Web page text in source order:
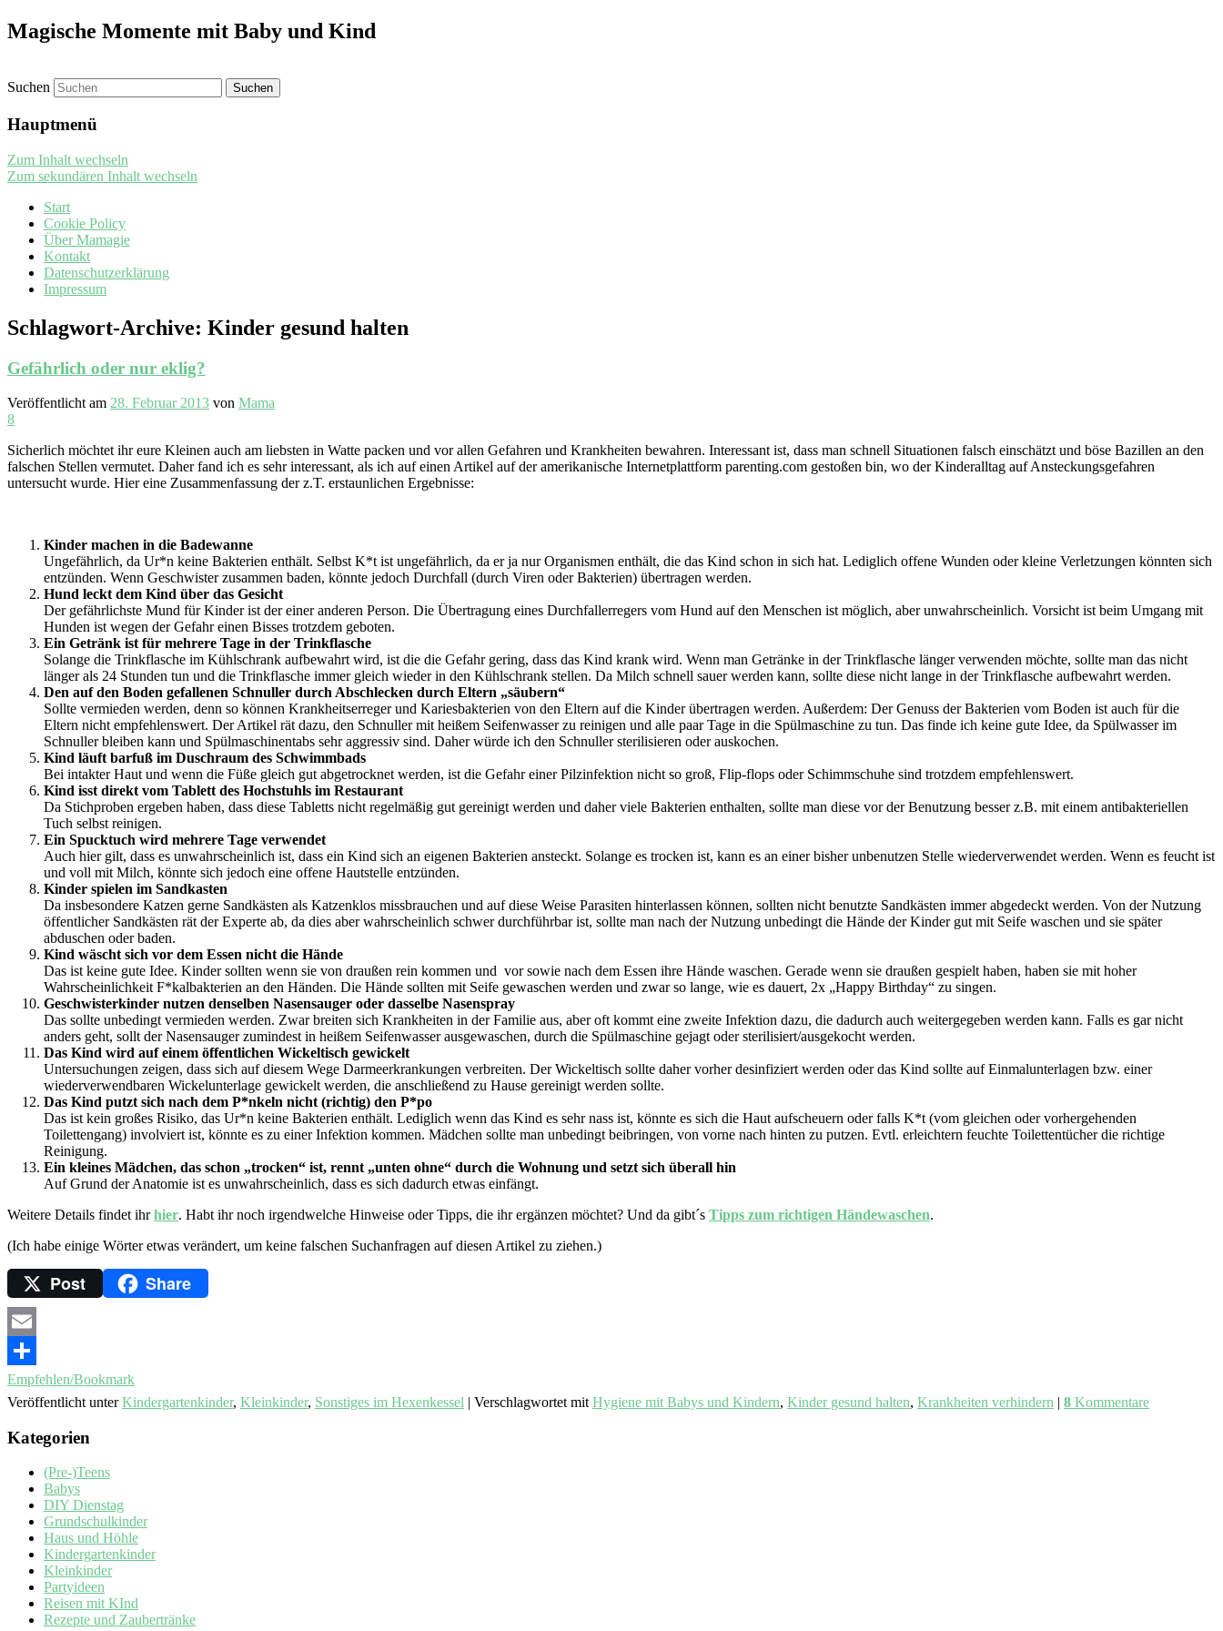
Magische Momente mit Baby und Kind
Suchen
Hauptmenü
Zum Inhalt wechseln
Zum sekundären Inhalt wechseln
Start
Cookie Policy
Über Mamagie
Kontakt
Datenschutzerklärung
Impressum
Schlagwort-Archive: Kinder gesund halten
Gefährlich oder nur eklig?
Veröffentlicht am 28. Februar 2013 von Mama
8
Sicherlich möchtet ihr eure Kleinen auch am liebsten in Watte packen und vor allen Gefahren und Krankheiten bewahren. Interessant ist, dass man schnell Situationen falsch einschätzt und böse Bazillen an den
falschen Stellen vermutet. Daher fand ich es sehr interessant, als ich auf einen Artikel auf der amerikanische Internetplattform parenting.com gestoßen bin, wo der Kinderalltag auf Ansteckungsgefahren
untersucht wurde. Hier eine Zusammenfassung der z.T. erstaunlichen Ergebnisse:
Kinder machen in die Badewanne
Ungefährlich, da Ur*n keine Bakterien enthält. Selbst K*t ist ungefährlich, da er ja nur Organismen enthält, die das Kind schon in sich hat. Lediglich offene Wunden oder kleine Verletzungen könnten sich
entzünden. Wenn Geschwister zusammen baden, könnte jedoch Durchfall (durch Viren oder Bakterien) übertragen werden.
Hund leckt dem Kind über das Gesicht
Der gefährlichste Mund für Kinder ist der einer anderen Person. Die Übertragung eines Durchfallerregers vom Hund auf den Menschen ist möglich, aber unwahrscheinlich. Vorsicht ist beim Umgang mit
Hunden ist wegen der Gefahr einen Bisses trotzdem geboten.
Ein Getränk ist für mehrere Tage in der Trinkflasche
Solange die Trinkflasche im Kühlschrank aufbewahrt wird, ist die die Gefahr gering, dass das Kind krank wird. Wenn man Getränke in der Trinkflasche länger verwenden möchte, sollte man das nicht
länger als 24 Stunden tun und die Trinkflasche immer gleich wieder in den Kühlschrank stellen. Da Milch schnell sauer werden kann, sollte diese nicht lange in der Trinkflasche aufbewahrt werden.
Den auf den Boden gefallenen Schnuller durch Abschlecken durch Eltern „säubern“
Sollte vermieden werden, denn so können Krankheitserreger und Kariesbakterien von den Eltern auf die Kinder übertragen werden. Außerdem: Der Genuss der Bakterien vom Boden ist auch für die
Eltern nicht empfehlenswert. Der Artikel rät dazu, den Schnuller mit heißem Seifenwasser zu reinigen und alle paar Tage in die Spülmaschine zu tun. Das finde ich keine gute Idee, da Spülwasser im
Schnuller bleiben kann und Spülmaschinentabs sehr aggressiv sind. Daher würde ich den Schnuller sterilisieren oder auskochen.
Kind läuft barfuß im Duschraum des Schwimmbads
Bei intakter Haut und wenn die Füße gleich gut abgetrocknet werden, ist die Gefahr einer Pilzinfektion nicht so groß, Flip-flops oder Schimmschuhe sind trotzdem empfehlenswert.
Kind isst direkt vom Tablett des Hochstuhls im Restaurant
Da Stichproben ergeben haben, dass diese Tabletts nicht regelmäßig gut gereinigt werden und daher viele Bakterien enthalten, sollte man diese vor der Benutzung besser z.B. mit einem antibakteriellen
Tuch selbst reinigen.
Ein Spucktuch wird mehrere Tage verwendet
Auch hier gilt, dass es unwahrscheinlich ist, dass ein Kind sich an eigenen Bakterien ansteckt. Solange es trocken ist, kann es an einer bisher unbenutzen Stelle wiederverwendet werden. Wenn es feucht ist
und voll mit Milch, könnte sich jedoch eine offene Hautstelle entzünden.
Kinder spielen im Sandkasten
Da insbesondere Katzen gerne Sandkästen als Katzenklos missbrauchen und auf diese Weise Parasiten hinterlassen können, sollten nicht benutzte Sandkästen immer abgedeckt werden. Von der Nutzung
öffentlicher Sandkästen rät der Experte ab, da dies aber wahrscheinlich schwer durchführbar ist, sollte man nach der Nutzung unbedingt die Hände der Kinder gut mit Seife waschen und sie später
abduschen oder baden.
Kind wäscht sich vor dem Essen nicht die Hände
Das ist keine gute Idee. Kinder sollten wenn sie von draußen rein kommen und vor sowie nach dem Essen ihre Hände waschen. Gerade wenn sie draußen gespielt haben, haben sie mit hoher
Wahrscheinlichkeit F*kalbakterien an den Händen. Die Hände sollten mit Seife gewaschen werden und zwar so lange, wie es dauert, 2x „Happy Birthday“ zu singen.
Geschwisterkinder nutzen denselben Nasensauger oder dasselbe Nasenspray
Das sollte unbedingt vermieden werden. Zwar breiten sich Krankheiten in der Familie aus, aber oft kommt eine zweite Infektion dazu, die dadurch auch weitergegeben werden kann. Falls es gar nicht
anders geht, sollt der Nasensauger zumindest in heißem Seifenwasser ausgewaschen, durch die Spülmaschine gejagt oder sterilisiert/ausgekocht werden.
Das Kind wird auf einem öffentlichen Wickeltisch gewickelt
Untersuchungen zeigen, dass sich auf diesem Wege Darmeerkrankungen verbreiten. Der Wickeltisch sollte daher vorher desinfiziert werden oder das Kind sollte auf Einmalunterlagen bzw. einer
wiederverwendbaren Wickelunterlage gewickelt werden, die anschließend zu Hause gereinigt werden sollte.
Das Kind putzt sich nach dem P*nkeln nicht (richtig) den P*po
Das ist kein großes Risiko, das Ur*n keine Bakterien enthält. Lediglich wenn das Kind es sehr nass ist, könnte es sich die Haut aufscheuern oder falls K*t (vom gleichen oder vorhergehenden
Toilettengang) involviert ist, könnte es zu einer Infektion kommen. Mädchen sollte man unbedingt beibringen, von vorne nach hinten zu putzen. Evtl. erleichtern feuchte Toilettentücher die richtige
Reinigung.
Ein kleines Mädchen, das schon „trocken“ ist, rennt „unten ohne“ durch die Wohnung und setzt sich überall hin
Auf Grund der Anatomie ist es unwahrscheinlich, dass es sich dadurch etwas einfängt.
Weitere Details findet ihrhier. Habt ihr noch irgendwelche Hinweise oder Tipps, die ihr ergänzen möchtet? Und da gibt´s Tipps zum richtigen Händewaschen.
(Ich habe einige Wörter etwas verändert, um keine falschen Suchanfragen auf diesen Artikel zu ziehen.)
Post Share
Email
Empfehlen/Bookmark
Veröffentlicht unter Kindergartenkinder, Kleinkinder, Sonstiges im Hexenkessel | Verschlagwortet mit Hygiene mit Babys und Kindern, Kinder gesund halten, Krankheiten verhindern | 8 Kommentare
Kategorien
(Pre-)Teens
Babys
DIY Dienstag
Grundschulkinder
Haus und Höhle
Kindergartenkinder
Kleinkinder
Partyideen
Reisen mit KInd
Rezepte und Zaubertränke